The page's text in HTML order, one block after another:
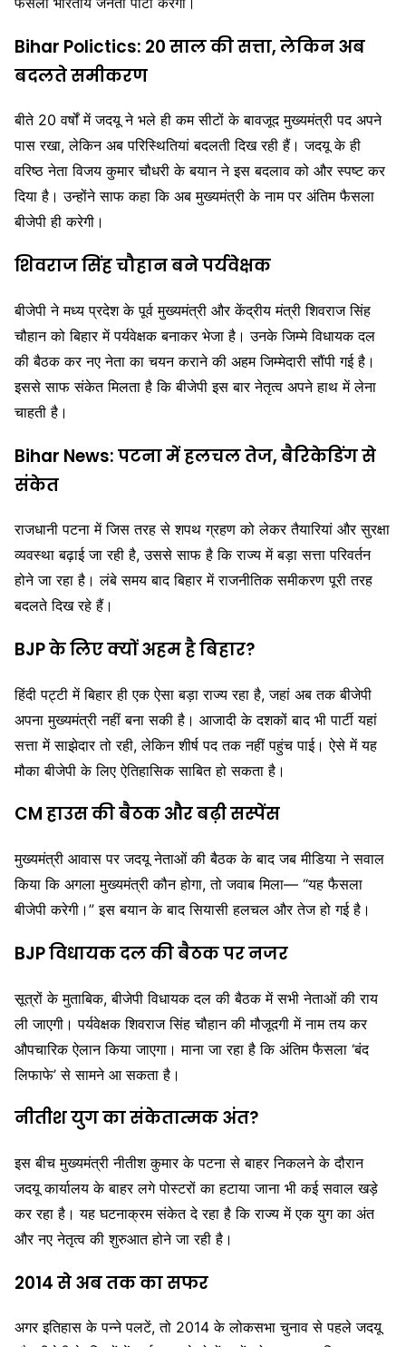
Bihar Polictics: 20 साल की सत्ता, लेकिन अब
बदलते समीकरण
बीते 20 वर्षों में जदयू ने भले ही कम सीटों के बावजूद मुख्यमंत्री पद अपने
पास रखा, लेकिन अब परिस्थितियां बदलती दिख रही हैं। जदयू के ही
वरिष्ठ नेताविजय कुमार चौधरी के बयान ने इस बदलाव को और स्पष्ट कर
दिया है। उन्होंने साफ कहा कि अब मुख्यमंत्री के नाम पर अंतिम फैसला
बीजेपी ही करेगी।
शिवराज सिंह चौहान बने पर्यवेक्षक
बीजेपी ने मध्य प्रदेश के पूर्व मुख्यमंत्री और केंद्रीय मंत्रीशिवराज सिंह
चौहानको बिहार में पर्यवेक्षक बनाकर भेजा है। उनके जिम्मे विधायक दल
की बैठक कर नए नेता का चयन कराने की अहम जिम्मेदारी सौंपी गई है।
इससे साफ संकेत मिलता है कि बीजेपी इस बार नेतृत्व अपने हाथ में लेना
चाहती है।
Bihar News: पटना में हलचल तेज, बैरिकेडिंग से
संकेत
राजधानी पटना में जिस तरह से शपथ ग्रहण को लेकर तैयारियां और सुरक्षा
व्यवस्था बढ़ाई जा रही है, उससे साफ है कि राज्य में बड़ा सत्ता परिवर्तन
होने जा रहा है। लंबे समय बाद बिहार में राजनीतिक समीकरण पूरी तरह
बदलते दिख रहे हैं।
BJP के लिए क्यों अहम है बिहार?
हिंदी पट्टी में बिहार ही एक ऐसा बड़ा राज्य रहा है, जहां अब तक बीजेपी
अपना मुख्यमंत्री नहीं बना सकी है। आजादी के दशकों बाद भी पार्टी यहां
सत्ता में साझेदार तो रही, लेकिन शीर्ष पद तक नहीं पहुंच पाई। ऐसे में यह
मौका बीजेपी के लिए ऐतिहासिक साबित हो सकता है।
CM हाउस की बैठक और बढ़ी सस्पेंस
मुख्यमंत्री आवास पर जदयू नेताओं की बैठक के बाद जब मीडिया ने सवाल
किया कि अगला मुख्यमंत्री कौन होगा, तो जवाब मिला— “यह फैसला
बीजेपी करेगी।” इस बयान के बाद सियासी हलचल और तेज हो गई है।
BJP विधायक दल की बैठक पर नजर
सूत्रों के मुताबिक, बीजेपी विधायक दल की बैठक में सभी नेताओं की राय
ली जाएगी। पर्यवेक्षक शिवराज सिंह चौहान की मौजूदगी में नाम तय कर
औपचारिक ऐलान किया जाएगा। माना जा रहा है कि अंतिम फैसला ‘बंद
लिफाफे’ से सामने आ सकता है।
नीतीश युग का संकेतात्मक अंत?
इस बीच मुख्यमंत्रीनीतीश कुमारके पटना से बाहर निकलने के दौरान
जदयू कार्यालय के बाहर लगे पोस्टरों का हटाया जाना भी कई सवाल खड़े
कर रहा है। यह घटनाक्रम संकेत दे रहा है कि राज्य में एक युग का अंत
और नए नेतृत्व की शुरुआत होने जा रही है।
2014 से अब तक का सफर
अगर इतिहास के पन्ने पलटें, तो 2014 के लोकसभा चुनाव से पहले जदयू